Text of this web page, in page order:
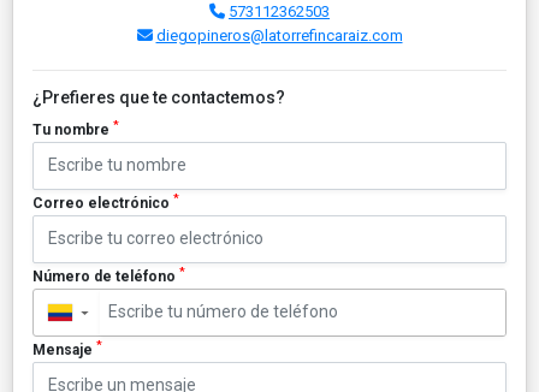
573112362503
diegopineros@latorrefincaraiz.com
¿Prefieres que te contactemos?
Tu nombre *
Correo electrónico *
Número de teléfono *
▼
Mensaje *